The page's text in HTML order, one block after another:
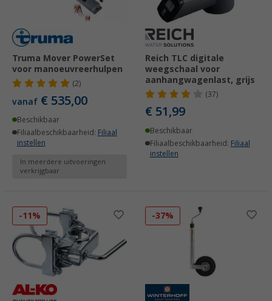
Truma Mover PowerSet
voor manoeuvreerhulpen
(2)
vanaf € 535,00
Beschikbaar
Filiaalbeschikbaarheid: Filiaal
instellen
In meerdere uitvoeringen
verkrijgbaar
Reich TLC digitale
weegschaal voor
aanhangwagenlast, grijs
(37)
€ 51,99
Beschikbaar
Filiaalbeschikbaarheid: Filiaal
instellen
-11% -37%